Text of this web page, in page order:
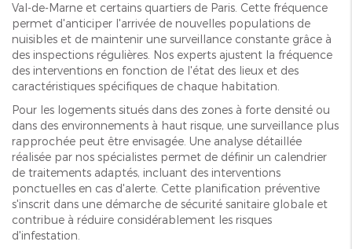
Val-de-Marne et certains quartiers de Paris. Cette fréquence
permet d'anticiper l'arrivée de nouvelles populations de
nuisibles et de maintenir une surveillance constante grâce à
des inspections régulières. Nos experts ajustent la fréquence
des interventions en fonction de l'état des lieux et des
caractéristiques spécifiques de chaque habitation.
Pour les logements situés dans des zones à forte densité ou
dans des environnements à haut risque, une surveillance plus
rapprochée peut être envisagée. Une analyse détaillée
réalisée par nos spécialistes permet de définir un calendrier
de traitements adaptés, incluant des interventions
ponctuelles en cas d'alerte. Cette planification préventive
s'inscrit dans une démarche de sécurité sanitaire globale et
contribue à réduire considérablement les risques
d'infestation.